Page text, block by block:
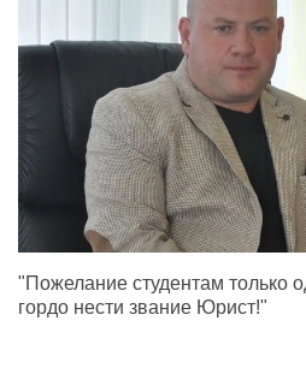
"Пожелание студентам только
гордо нести звание Юрист!"